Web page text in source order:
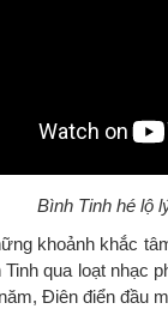
Bình Tinh hé lộ
khoảnh khắc
Tinh qua loạt nhạc
Điên điển đầu